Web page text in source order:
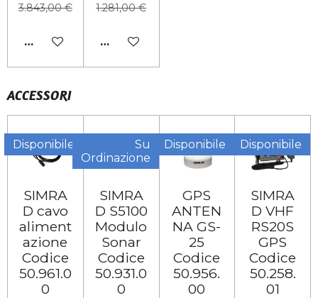
3.843,00 €
AGGIUNGI AL CARRELLO
1.281,00 €
AGGIUNGI AL CARRELLO
ACCESSORI
Disponibile
SIMRA
D cavo
aliment
azione
Codice
50.961.0
0
Su
Ordinazione
SIMRA
D S5100
Modulo
Sonar
Codice
50.931.0
0
Disponibile
GPS
ANTEN
NA GS-
25
Codice
50.956.
00
Disponibile
SIMRA
D VHF
RS20S
GPS
Codice
50.258.
01